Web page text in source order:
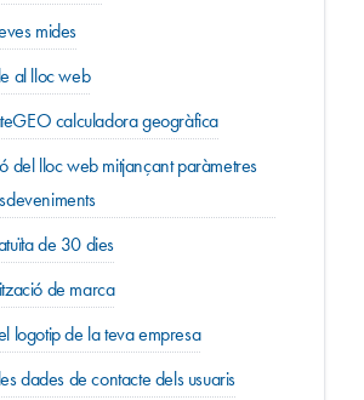
mides
al lloc web
calculadora geogràfica
del lloc web mitjançant paràmetres
de 30 dies
de marca
logotip de la teva empresa
dades de contacte dels usuaris